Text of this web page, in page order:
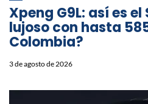
Xpeng G9L: así es
lujoso con hasta
Colombia?
3 de agosto de 2026